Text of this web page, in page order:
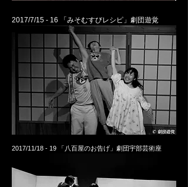
2017/7/15 - 16 「みそむすびレシピ」劇団遊覚
2017/11/18 - 19 「八百屋のお告げ」劇団宇部芸術座